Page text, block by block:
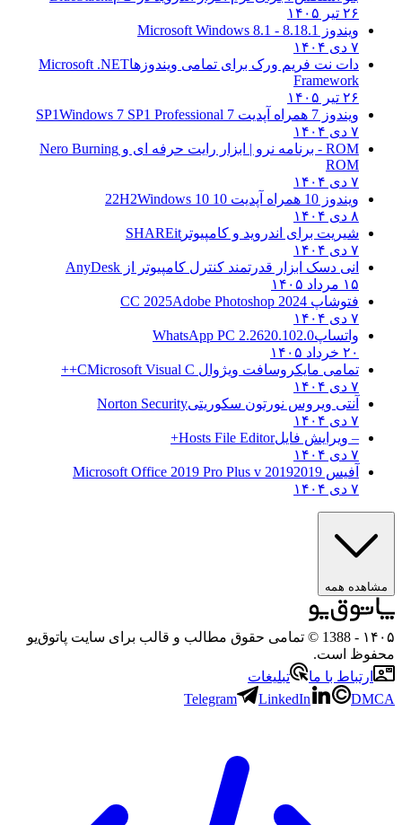
۲۶ تیر ۱۴۰۵
ویندوز 8.1
8.1 - Microsoft Windows 8.1
۷ دی ۱۴۰۴
دات نت فریم ورک برای تمامی ویندوزهاMicrosoft .NET
Framework
۲۶ تیر ۱۴۰۵
ویندوز 7 همراه آپدیت 7 SP1
Windows 7 SP1 Professional
۷ دی ۱۴۰۴
ROM - برنامه نرو | ابزار رایت حرفه ای و
Nero Burning
ROM
۷ دی ۱۴۰۴
ویندوز 10 همراه آپدیت 10 22H2
Windows 10
۸ دی ۱۴۰۴
شیریت برای اندروید و کامپیوتر SHAREit
۷ دی ۱۴۰۴
انی دسک ابزار قدرتمند کنترل کامپیوتر از AnyDesk
۱۵ مرداد ۱۴۰۵
فتوشاپ CC 2025 Adobe Photoshop 2024
۷ دی ۱۴۰۴
واتساپWhatsApp PC 2.2620.102.0
۲۰ خرداد ۱۴۰۵
تمامی مایکروسافت ویژوال C Microsoft Visual C++
۷ دی ۱۴۰۴
آنتی ویروس نورتون سکوریتیNorton Security
۷ دی ۱۴۰۴
– ویرایش فایلHosts File Editor+
۷ دی ۱۴۰۴
آفیس 2019 2019 Microsoft Office 2019 Pro Plus v
۷ دی ۱۴۰۴
مشاهده همه
۱۴۰۵
- 1388 © تمامی حقوق مطالب و قالب برای سایت پاتوق‌یو
محفوظ است.
ارتباط با ما
تبلیغات
Telegram
LinkedIn DMCA